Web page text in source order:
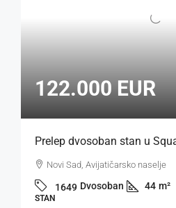
122.000 EUR
Prelep dvosoban stan u
Novi Sad, Avijatičarsko naselje
1649 Dvosoban 44 m²
STAN